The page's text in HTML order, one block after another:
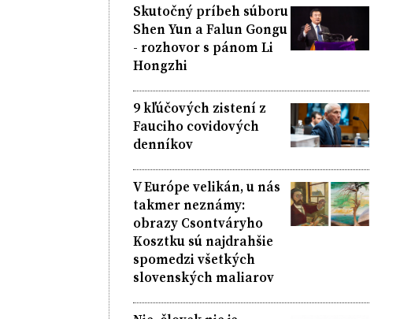
Skutočný príbeh súboru
Shen Yun a Falun Gongu
- rozhovor s pánom Li
Hongzhi
9 kľúčových zistení z
Fauciho covidových
denníkov
V Európe velikán, u nás
takmer neznámy:
obrazy Csontváryho
Kosztku sú najdrahšie
spomedzi všetkých
slovenských maliarov